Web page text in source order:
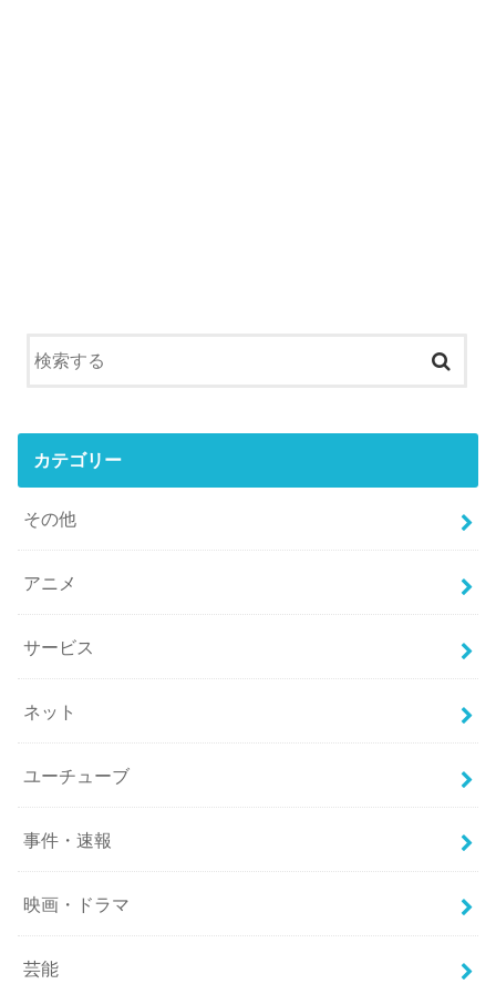
カテゴリー
その他
アニメ
サービス
ネット
ユーチューブ
事件・速報
映画・ドラマ
芸能